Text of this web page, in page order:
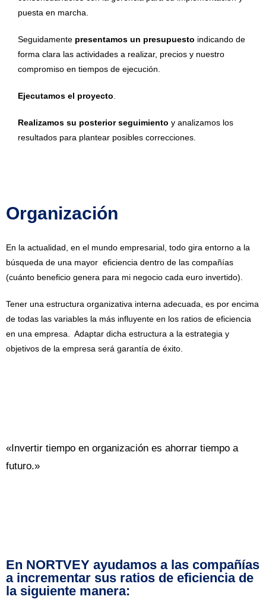
puesta en marcha.
Seguidamente presentamos un presupuesto indicando de
forma clara las actividades a realizar, precios y nuestro
compromiso en tiempos de ejecución.
Ejecutamos el proyecto
Realizamos su posterior seguimiento y analizamos los
resultados para plantear posibles correcciones.
Organización​
En la actualidad, en el mundo empresarial, todo gira entorno a la
búsqueda de una mayor eficiencia dentro de las compañías
(cuánto beneficio genera para mi negocio cada euro invertido).
Tener una estructura organizativa interna adecuada, es por encima
de todas las variables la más influyente en los ratios de eficiencia
en una empresa. Adaptar dicha estructura a la estrategia y
objetivos de la empresa será garantía de éxito.
«Invertir tiempo en organización es ahorrar tiempo a
futuro.»
En NORTVEY ayudamos a las compañías
a incrementar sus ratios de eficiencia de
la siguiente manera: